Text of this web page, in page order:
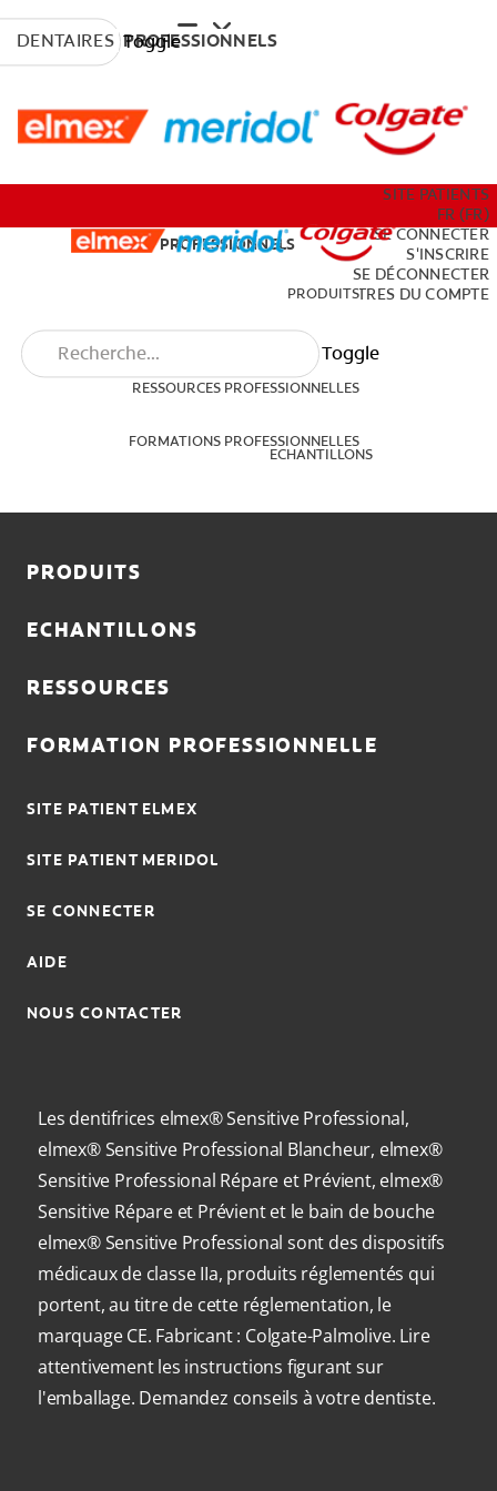
Toggle
PRODUITS
RESSOURCES PROFESSIONNELLES
FORMATIONS PROFESSIONNELLES
ECHANTILLONS
DENTAIRESPROFESSIONNELS
DENTAIRES PROFESSIONNELS
SITE PATIENTS
FR (FR)
SE CONNECTER
S'INSCRIRE
SE DÉCONNECTER
PARAMÈTRES DU COMPTE
PRODUITS
RESSOURCES PROFESSIONNELLES
FORMATIONS PROFESSIONNELLES
ECHANTILLONS
Toggle
PRODUITS
ECHANTILLONS
RESSOURCES
FORMATION PROFESSIONNELLE
SITE PATIENT ELMEX
SITE PATIENT MERIDOL
SE CONNECTER
AIDE
NOUS CONTACTER
Les dentifrices elmex® Sensitive Professional,
elmex® Sensitive Professional Blancheur, elmex®
Sensitive Professional Répare et Prévient, elmex®
Sensitive Répare et Prévient et le bain de bouche
elmex® Sensitive Professional sont des dispositifs
médicaux de classe IIa, produits réglementés qui
portent, au titre de cette réglementation, le
marquage CE. Fabricant : Colgate-Palmolive. Lire
attentivement les instructions figurant sur
l'emballage. Demandez conseils à votre dentiste.